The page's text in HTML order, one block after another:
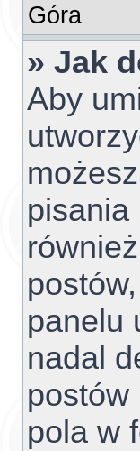
Góra
» Jak
Aby
pisania
panelu
nadal
postów
pola w